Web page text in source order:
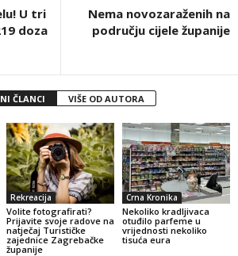
U tri
doza
Nema novozaraženih na
području cijele županije
ČLANCI VIŠE OD AUTORA
Rekreacija
Volite fotografirati?
Prijavite svoje radove na
natječaj Turističke
zajednice Zagrebačke
županije
Crna Kronika
Nekoliko kradljivaca
otuđilo parfeme u
vrijednosti nekoliko
tisuća eura